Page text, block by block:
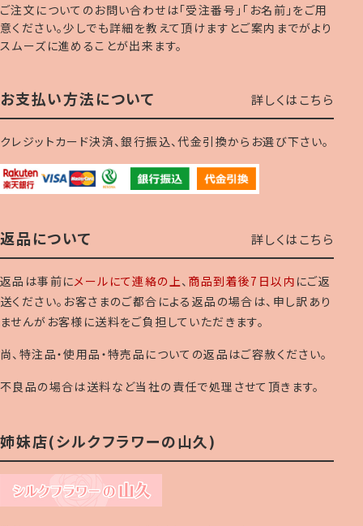
ご注文についてのお問い合わせは「受注番号」「お名前」をご用
意ください。少しでも詳細を教えて頂けますとご案内までがより
スムーズに進めることが出来ます。
お支払い方法について 詳しくはこちら
クレジットカード決済、銀行振込、代金引換からお選び下さい。
返品について 詳しくはこちら
返品は事前にメールにて連絡の上、 商品到着後7日以内 にご返
送ください。お客さまのご都合による返品の場合は、申し訳あり
ませんがお客様に送料をご負担していただきます。
尚、特注品・使用品・特売品についての返品はご容赦ください。
不良品の場合は送料など当社の責任で処理させて頂きます。
姉妹店(シルクフラワーの山久)